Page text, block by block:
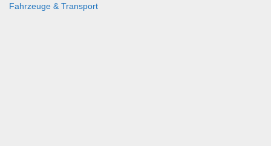
Fahrzeuge & Transport